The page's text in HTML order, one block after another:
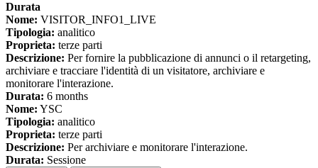
Durata
Nome: VISITOR_INFO1_LIVE
Tipologia: analitico
Proprieta: terze parti
Descrizione: Per fornire la pubblicazione di annunci o il retargeting,
archiviare e tracciare l'identità di un visitatore, archiviare e
monitorare l'interazione.
Durata: 6 months
Nome: YSC
Tipologia: analitico
Proprieta: terze parti
Descrizione: Per archiviare e monitorare l'interazione.
Durata: Sessione